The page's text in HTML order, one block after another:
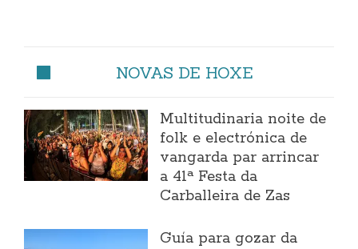
NOVAS DE HOXE
Multitudinaria noite de
folk e electrónica de
vangarda par arrincar
a 41ª Festa da
Carballeira de Zas
Guía para gozar da